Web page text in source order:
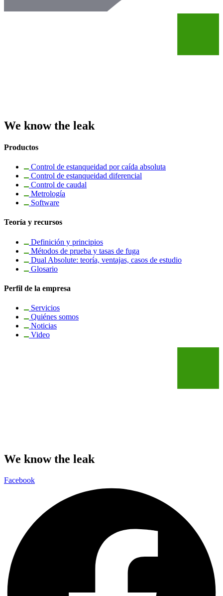
We know the leak
Productos
Control de estanqueidad por caída absoluta
Control de estanqueidad diferencial
Control de caudal
Metrología
Software
Teoría y recursos
Definición y principios
Métodos de prueba y tasas de fuga
Dual Absolute: teoría, ventajas, casos de estudio
Glosario
Perfil de la empresa
Servicios
Quiénes somos
Noticias
Video
We know the leak
Facebook